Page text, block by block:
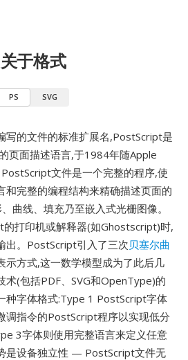
关于格式
PS SVG
写的文件的标准扩展名,PostScript是
页面描述语言,于1984年随Apple
文件是一个完整的程序,使
和完整的编程结构来精确描述页面的
曲线、填充乃至嵌入式光栅图像。
打印机或解释器(如Ghostscript)时,
出。PostScript引入了三次贝塞尔曲
示方式,这一数学模型成为了此后几
术(包括PDF、SVG和OpenType)的
种字体格式:Type 1 PostScript字体
调指令的PostScript程序以实现低分
3字体则使用完整语言来定义任意
是设备独立性 — PostScript文件无